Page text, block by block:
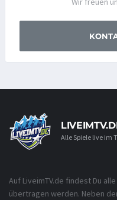
Alle Spiele live im
Auf LiveimTV.de findest Du
übertragen werden. Neben